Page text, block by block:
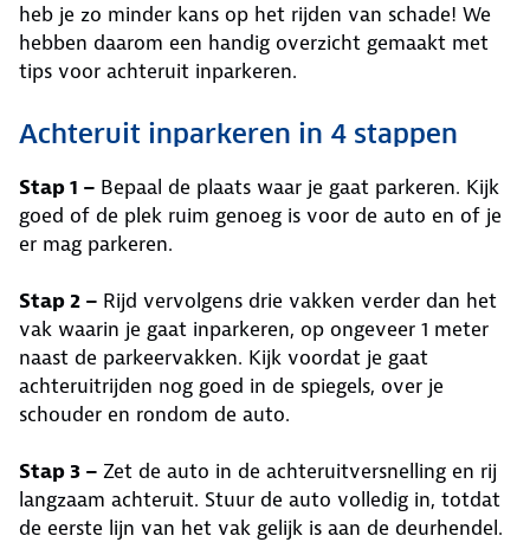
heb je zo minder kans op het rijden van schade! We
hebben daarom een handig overzicht gemaakt met
tips voor achteruit inparkeren.
Achteruit inparkeren in 4 stappen
Stap 1 – Bepaal de plaats waar je gaat parkeren. Kijk
goed of de plek ruim genoeg is voor de auto en of je
er mag parkeren.
Stap 2 – Rijd vervolgens drie vakken verder dan het
vak waarin je gaat inparkeren, op ongeveer 1 meter
naast de parkeervakken. Kijk voordat je gaat
achteruitrijden nog goed in de spiegels, over je
schouder en rondom de auto.
Stap 3 – Zet de auto in de achteruitversnelling en rij
langzaam achteruit. Stuur de auto volledig in, totdat
de eerste lijn van het vak gelijk is aan de deurhendel.